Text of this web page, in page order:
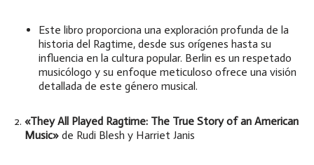
Este libro proporciona una exploración profunda de la
historia del Ragtime, desde sus orígenes hasta su
influencia en la cultura popular. Berlin es un respetado
musicólogo y su enfoque meticuloso ofrece una visión
detallada de este género musical.
«They All Played Ragtime: The True Story of an American
Music» de Rudi Blesh y Harriet Janis